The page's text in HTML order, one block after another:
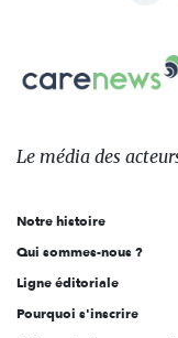
sur:
Carenews,
Le
des
l'engagement
Le média des
Notre histoire
Qui sommes-nous ?
Ligne éditoriale
Pourquoi s'inscrire